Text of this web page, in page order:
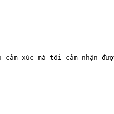
cảm xúc mà tôi cảm nhận